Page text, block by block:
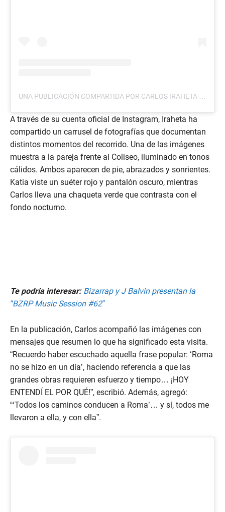
UNA PUBLICACIÓN COMPARTIDA POR CARLOS IRAHETA (@CARLOSIRAHETA07)
A través de su cuenta oficial de Instagram, Iraheta ha
compartido un carrusel de fotografías que documentan
distintos momentos del recorrido. Una de las imágenes
muestra a la pareja frente al Coliseo, iluminado en tonos
cálidos. Ambos aparecen de pie, abrazados y sonrientes.
Katia viste un suéter rojo y pantalón oscuro, mientras
Carlos lleva una chaqueta verde que contrasta con el
fondo nocturno.
Te podría interesar: Bizarrap y J Balvin presentan la
“BZRP Music Session #62”
En la publicación, Carlos acompañó las imágenes con
mensajes que resumen lo que ha significado esta visita.
“Recuerdo haber escuchado aquella frase popular: ‘Roma
no se hizo en un día’, haciendo referencia a que las
grandes obras requieren esfuerzo y tiempo… ¡HOY
ENTENDÍ EL POR QUÉ!”, escribió. Además, agregó:
“‘Todos los caminos conducen a Roma’… y sí, todos me
llevaron a ella, y con ella”.